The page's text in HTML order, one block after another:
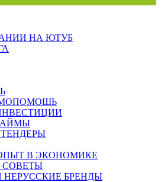
НА ЮТУБ
В ЭКОНОМИКЕ
СОВЕТЫ
НЕРУССКИЕ БРЕНДЫ